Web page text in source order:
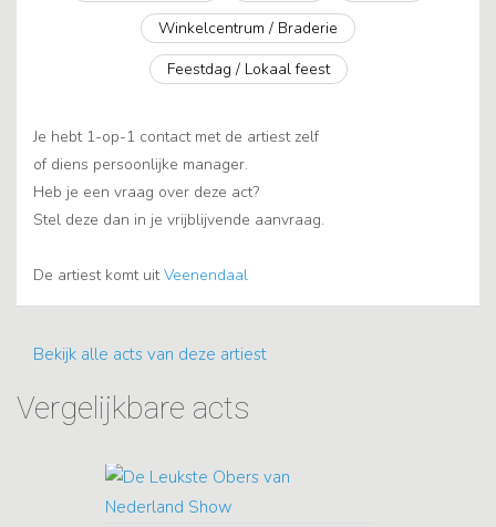
Winkelcentrum / Braderie
Feestdag / Lokaal feest
Je hebt 1-op-1 contact met de artiest zelf
of diens persoonlijke manager.
Heb je een vraag over deze act?
Stel deze dan in je vrijblijvende aanvraag.
De artiest komt uitVeenendaal
Bekijk alle acts van deze artiest
Vergelijkbare acts